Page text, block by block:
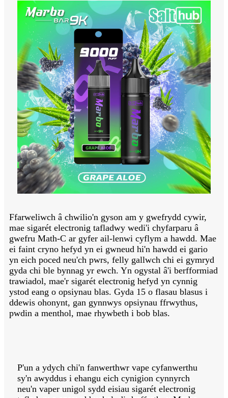
Ffarweliwch â chwilio'n gyson am y gwefrydd cywir,
mae sigarét electronig tafladwy wedi'i chyfarparu â
gwefru Math-C ar gyfer ail-lenwi cyflym a hawdd. Mae
ei faint cryno hefyd yn ei gwneud hi'n hawdd ei gario
yn eich poced neu'ch pwrs, felly gallwch chi ei gymryd
gyda chi ble bynnag yr ewch. Yn ogystal â'i berfformiad
trawiadol, mae'r sigarét electronig hefyd yn cynnig
ystod eang o opsiynau blas. Gyda 15 o flasau blasus i
ddewis ohonynt, gan gynnwys opsiynau ffrwythus,
pwdin a menthol, mae rhywbeth i bob blas.
P'un a ydych chi'n fanwerthwr vape cyfanwerthu
sy'n awyddus i ehangu eich cynigion cynnyrch
neu'n vaper unigol sydd eisiau sigarét electronig